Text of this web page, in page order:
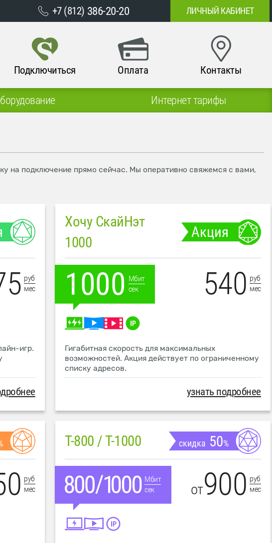
+7 (812) 386-20-20 ЛИЧНЫЙ КАБИНЕТ
Подключиться Оплата Контакты
Интернет тарифы
на подключение прямо сейчас. Мы оперативно свяжемся с вами,
руб
мес
игр.
Хочу СкайНэт
1000
Акция
1000 Мбит
сек
540 руб
мес
Гигабитная скорость для максимальных
возможностей. Акция действует по ограниченному
списку адресов.
узнать подробнее
руб
мес
T-800 / T-1000 скидка 50%
Мбит
сек
от900 руб
мес